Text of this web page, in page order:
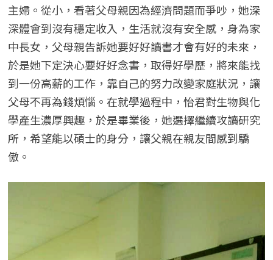
主婦。從小，看著父母親因為經濟問題而爭吵，她深
深體會到沒有穩定收入，生活就沒有安全感，身為家
中長女，父母親告訴她要好好讀書才會有好的未來，
於是她下定決心要好好念書，取得好學歷，將來能找
到一份高薪的工作，靠自己的努力改變家庭狀況，讓
父母不再為錢煩惱。在就學過程中，怡君對生物與化
學產生濃厚興趣，於是畢業後，她選擇繼續攻讀研究
所，希望能以碩士的身分，讓父親在親友間感到驕
傲。